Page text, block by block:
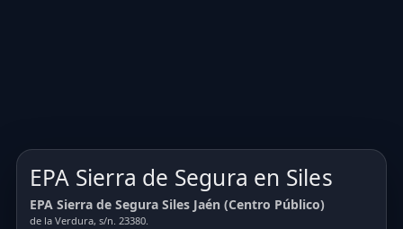
EPA Sierra de Segura en Siles
EPA Sierra de Segura Siles Jaén (Centro Público)
de la Verdura, s/n. 23380.